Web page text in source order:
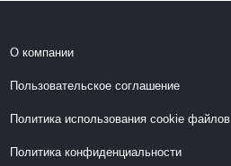
О компании
Пользовательское соглашение
Политика использования cookie файлов
Политика конфиденциальности